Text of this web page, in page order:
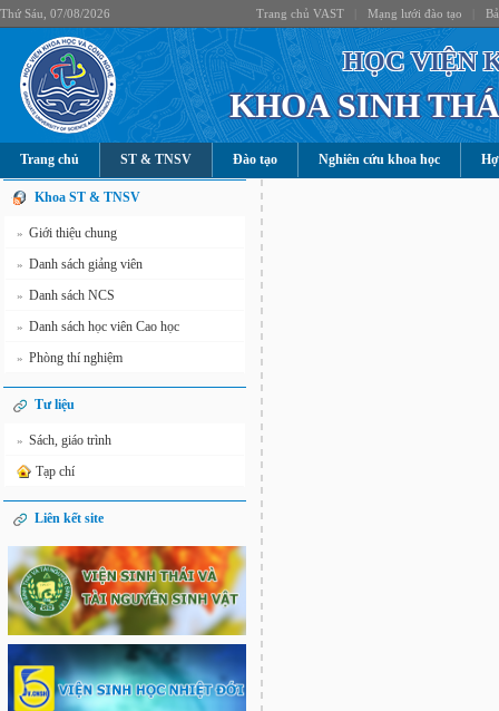
Thứ Sáu, 07/08/2026 Trang chủ VAST Mạng lưới đào tạo
HỌC VIỆN
KHOA SINH
Trang chủ ST & TNSV Đào tạo Nghiên cứu khoa học
Khoa ST & TNSV
» Giới thiệu chung
» Danh sách giảng viên
» Danh sách NCS
» Danh sách học viên Cao học
» Phòng thí nghiệm
Tư liệu
» Sách, giáo trình
Tạp chí
Liên kết site